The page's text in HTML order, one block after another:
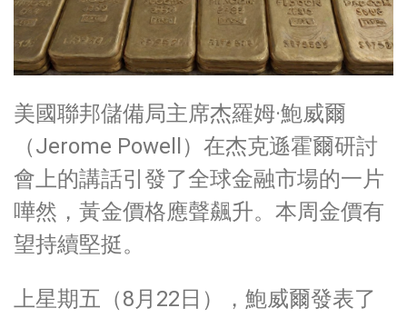
美國聯邦儲備局主席杰羅姆·鮑威爾
（Jerome Powell）在杰克遜霍爾研討
會上的講話引發了全球金融市場的一片
嘩然，黃金價格應聲飆升。本周金價有
望持續堅挺。
上星期五（8月22日），鮑威爾發表了